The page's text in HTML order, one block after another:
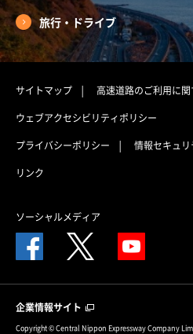
旅行・ドライブ
サイトマップ 高速道路のご利用に
ウェブアクセシビリティポリシー
プライバシーポリシー
情報セキュ
リンク
ソーシャルメディア
企業情報サイト
Copyright © Central Nippon Expressway Company